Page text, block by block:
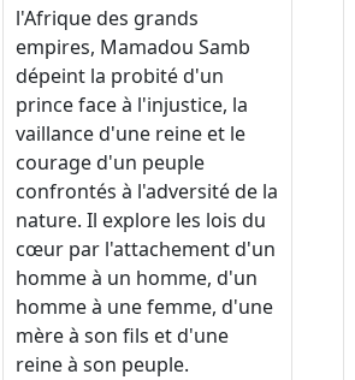
l'Afrique des grands
empires, Mamadou Samb
dépeint la probité d'un
prince face à l'injustice, la
vaillance d'une reine et le
courage d'un peuple
confrontés à l'adversité de la
nature. Il explore les lois du
cœur par l'attachement d'un
homme à un homme, d'un
homme à une femme, d'une
mère à son fils et d'une
reine à son peuple.